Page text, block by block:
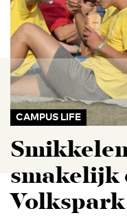
CAMPUS LIFE
smakelijk
Volkspark